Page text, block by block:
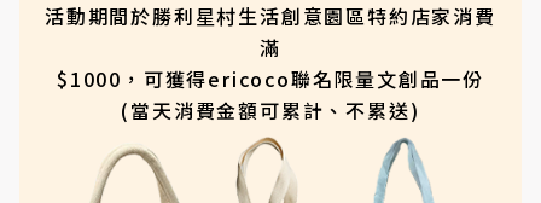
活動期間於勝利星村生活創意園區特約店家消費
滿
$1000，可獲得ericoco聯名限量文創品一份
(當天消費金額可累計、不累送)